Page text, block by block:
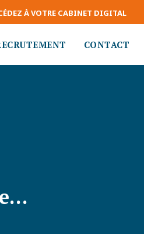
À VOTRE CABINET DIGITAL
CONTACT